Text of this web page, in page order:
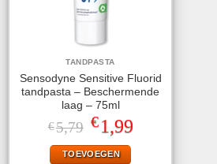
TANDPASTA
Sensodyne Sensitive Fluorid
tandpasta – Beschermende
laag – 75ml
€5,79 Oorspronkelijke
prijs
was:
€5,79.
€1,99Huidige
prijs
is:
€1,99.
TOEVOEGEN